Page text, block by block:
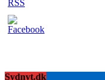
Sydnyt.dk